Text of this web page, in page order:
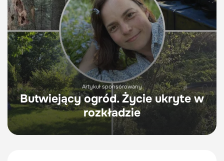
Artykuł sponsorowany
Butwiejący ogród. Życie ukryte w
rozkładzie